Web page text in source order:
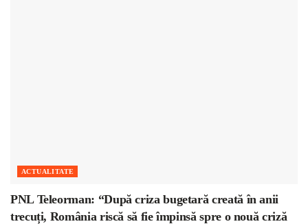
ACTUALITATE
PNL Teleorman: “După criza bugetară creată în anii
trecuți, România riscă să fie împinsă spre o nouă criză